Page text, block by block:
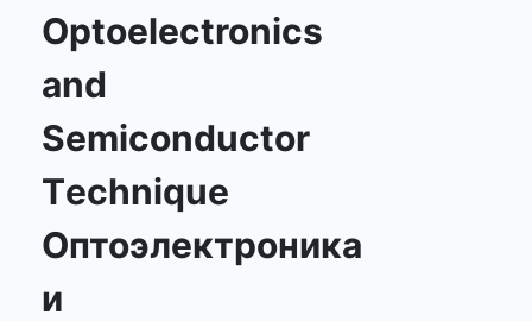
Optoelectronics
and
Semiconductor
Тechnique
Оптоэлектроника
и